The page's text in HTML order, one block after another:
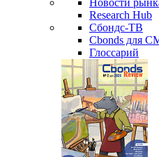
Новости & Research Hub
Новости рынка
Research Hub
Сбондс-ТВ
Cbonds для
Глоссарий